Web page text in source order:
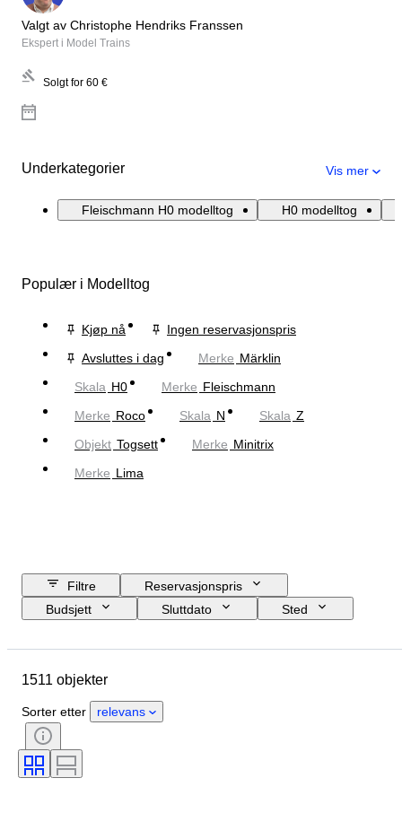
Valgt av Christophe Hendriks Franssen
Ekspert i Model Trains
Solgt for 60 €
Underkategorier Vis mer
Fleischmann H0 modelltog H0 modelltog
Populær i Modelltog
Kjøp nå
Ingen reservasjonspris
Avsluttes i dag
Merke Märklin
Skala H0 Merke Fleischmann
Merke Roco Skala N Skala Z
Objekt Togsett Merke Minitrix
Merke Lima
Filtre
Reservasjonspris
Budsjett
Sluttdato
Sted
Tilstand
Emne
Farge
Skala
Strømforsyning
Æra
1511 objekter
Sorter etter relevans